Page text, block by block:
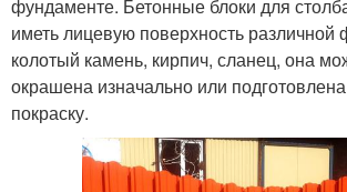
фундаменте. Бетонные блоки для
иметь лицевую поверхность различной
колотый камень, кирпич, сланец, она
окрашена изначально или
покраску.